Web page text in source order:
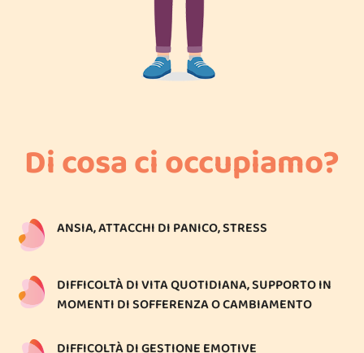
Di cosa ci occupiamo?
ANSIA, ATTACCHI DI PANICO, STRESS
DIFFICOLTÀ DI VITA QUOTIDIANA, SUPPORTO IN
MOMENTI DI SOFFERENZA O CAMBIAMENTO
DIFFICOLTÀ DI GESTIONE EMOTIVE